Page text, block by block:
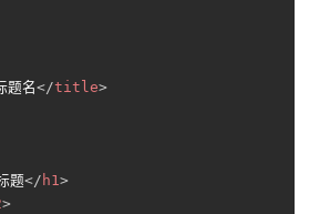
题名</title>
题</ h1>
>